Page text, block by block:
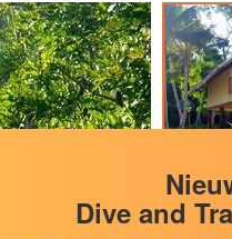
Dive and